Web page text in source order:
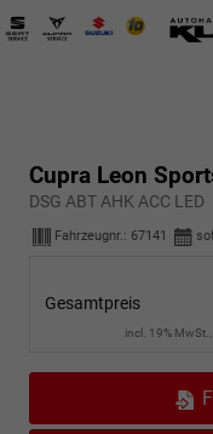
Cupra Leon
DSG ABT AHK ACC LED
Fahrzeugnr.: 67141
Gesamtpreis
incl. 19%